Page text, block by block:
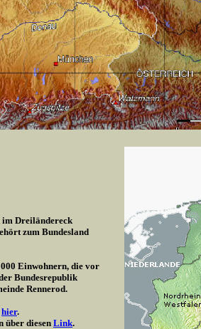
im Dreiländereck
zum Bundesland
Einwohnern, die vor
Bundesrepublik
Rennerod.
hier.
über diesen Link.